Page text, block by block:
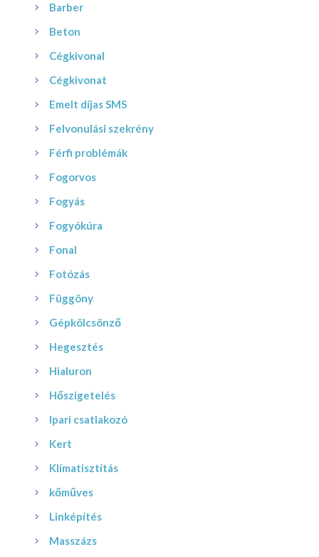
Barber
Beton
Cégkivonal
Cégkivonat
Emelt díjas SMS
Felvonulási szekrény
Férfi problémák
Fogorvos
Fogyás
Fogyókúra
Fonal
Fotózás
Függöny
Gépkölcsönző
Hegesztés
Hialuron
Hőszigetelés
Ipari csatlakozó
Kert
Klímatisztítás
kőműves
Linképítés
Masszázs